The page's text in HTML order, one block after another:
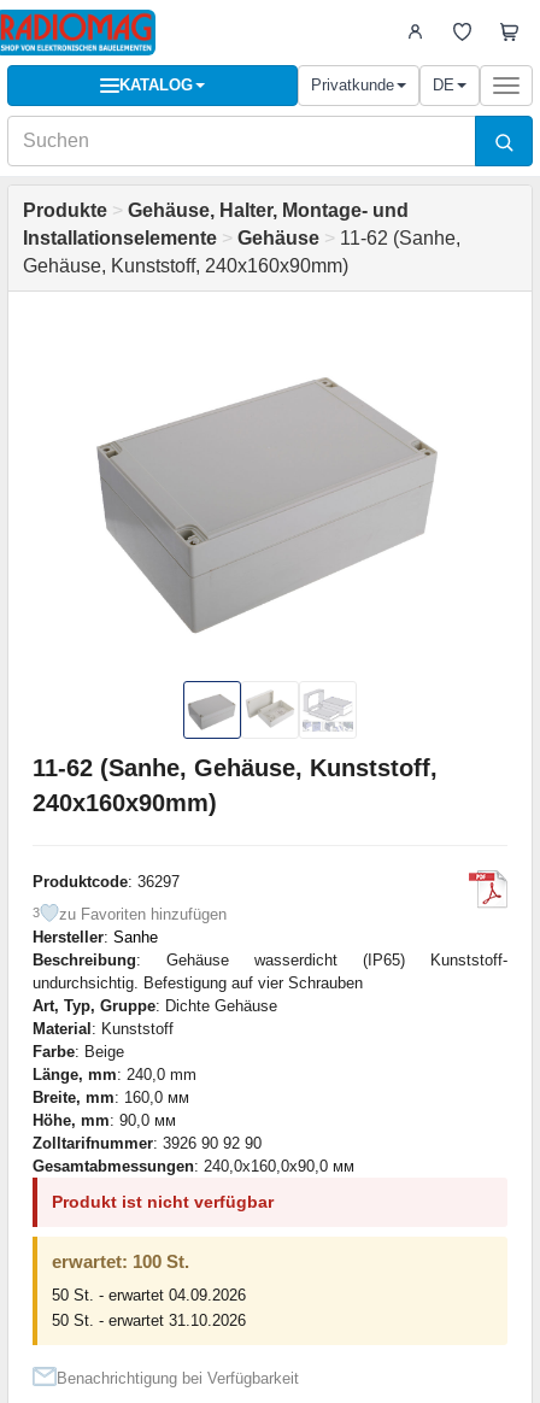
KATALOG Privatkunde DE
Produkte > Gehäuse, Halter, Montage- und
Installationselemente > Gehäuse > 11-62 (Sanhe,
Gehäuse, Kunststoff, 240x160x90mm)
11-62 (Sanhe, Gehäuse, Kunststoff,
240x160x90mm)
Produktcode: 36297
3
zu Favoriten hinzufügen
Hersteller: Sanhe
Beschreibung: Gehäuse wasserdicht (IP65) Kunststoff-
undurchsichtig. Befestigung auf vier Schrauben
Art, Typ, Gruppe: Dichte Gehäuse
Material: Kunststoff
Farbe: Beige
Länge, mm: 240,0 mm
Breite, mm: 160,0 мм
Höhe, mm: 90,0 мм
Zolltarifnummer: 3926 90 92 90
Gesamtabmessungen: 240,0x160,0x90,0 мм
Produkt ist nicht verfügbar
erwartet: 100 St.
50 St. - erwartet 04.09.2026
50 St. - erwartet 31.10.2026
Benachrichtigung bei Verfügbarkeit